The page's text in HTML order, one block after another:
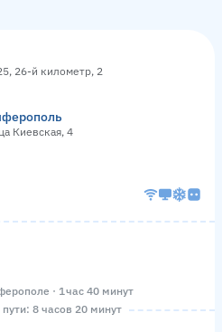
26-й километр, 2
Киевская, 4
· 1 час 40 минут
8 часов 20 минут